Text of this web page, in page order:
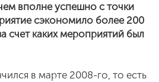
вполне успешно с точки
сэкономило более 200
счет каких мероприятий был
в марте 2008-го, то есть